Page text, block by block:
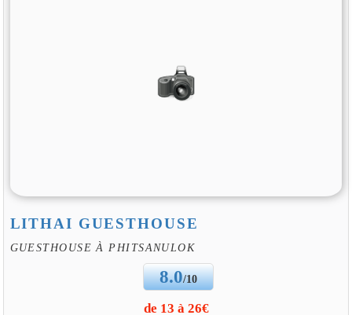
LITHAI GUESTHOUSE
GUESTHOUSE À PHITSANULOK
8.0/10
de 13 à 26€